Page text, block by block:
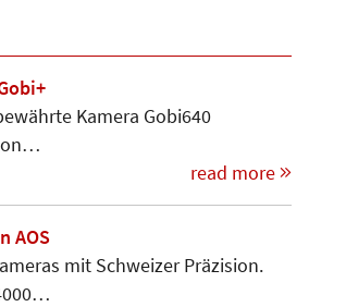
Kamera Gobi640
read more
AOS
mit Schweizer Präzision.